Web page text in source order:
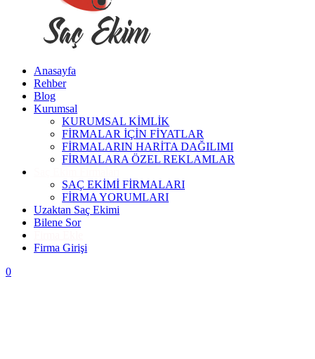
Anasayfa
Rehber
Blog
Kurumsal
KURUMSAL KİMLİK
FİRMALAR İÇİN FİYATLAR
FİRMALARIN HARİTA DAĞILIMI
FİRMALARA ÖZEL REKLAMLAR
SAÇ EKİMİ FİRMALARI
FİRMA YORUMLARI
Uzaktan Saç Ekimi
Bilene Sor
Firma Girişi
0